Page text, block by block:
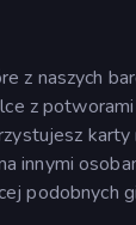
z naszych
z
innymi
podobnych